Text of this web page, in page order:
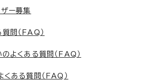
ー募集
問（FAQ）
のよくある質問（FAQ）
くある質問（FAQ）